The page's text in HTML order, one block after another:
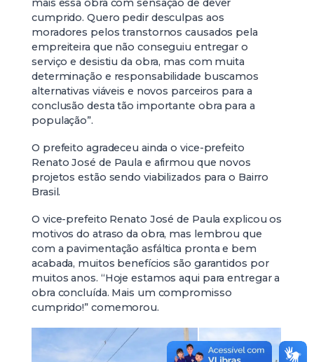
mais essa obra com sensação de dever
cumprido. Quero pedir desculpas aos
moradores pelos transtornos causados pela
empreiteira que não conseguiu entregar o
serviço e desistiu da obra, mas com muita
determinação e responsabilidade buscamos
alternativas viáveis e novos parceiros para a
conclusão desta tão importante obra para a
população”.
O prefeito agradeceu ainda o vice-prefeito
Renato José de Paula e afirmou que novos
projetos estão sendo viabilizados para o Bairro
Brasil.
O vice-prefeito Renato José de Paula explicou os
motivos do atraso da obra, mas lembrou que
com a pavimentação asfáltica pronta e bem
acabada, muitos benefícios são garantidos por
muitos anos. “Hoje estamos aqui para entregar a
obra concluída. Mais um compromisso
cumprido!” comemorou.